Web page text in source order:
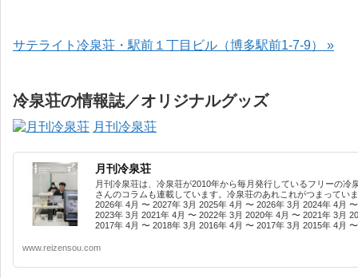
サテライト冷泉荘・駅前１丁目ビル（博多駅前1-7-9） »
冷泉荘の情報誌／オリジナルグッズ
月刊冷泉荘
月刊冷泉荘
月刊冷泉荘は、冷泉荘が2010年から毎月発行しているフリーの
さんのコラムも連載しています。冷泉荘のあれこれがつまってい
2026年 4月 〜 2027年 3月 2025年 4月 〜 2026年 3月 2024年 4月
2023年 3月 2021年 4月 〜 2022年 3月 2020年 4月 〜 2021年 3月
2017年 4月 〜 2018年 3月 2016年 4月 〜 2017年 3月 2015年 4月
www.reizensou.com